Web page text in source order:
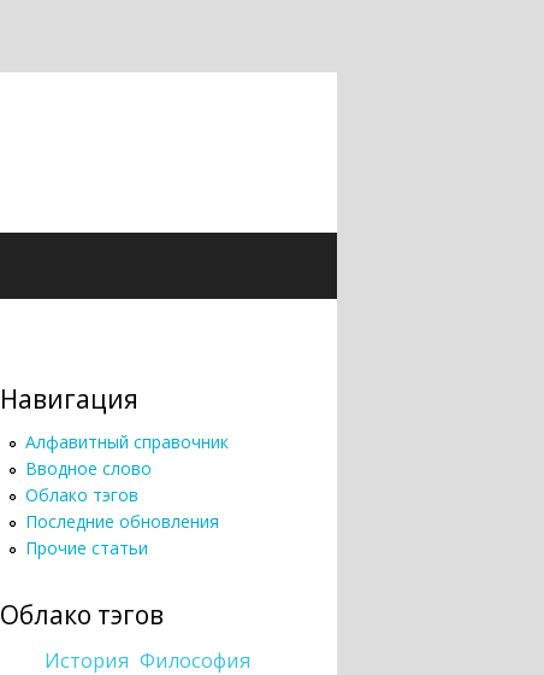
Навигация
Алфавитный справочник
Вводное слово
Облако тэгов
Последние обновления
Прочие статьи
Облако тэгов
История Философия